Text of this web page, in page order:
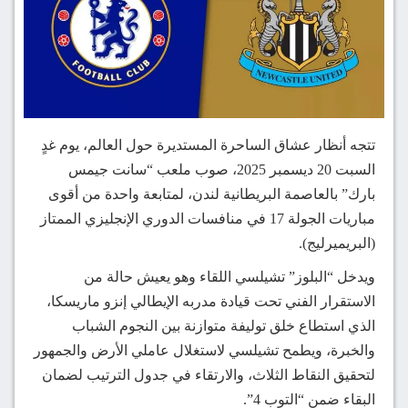
تتجه أنظار عشاق الساحرة المستديرة حول العالم، يوم غدٍ
السبت 20 ديسمبر 2025، صوب ملعب “سانت جيمس
بارك” بالعاصمة البريطانية لندن، لمتابعة واحدة من أقوى
مباريات الجولة 17 في منافسات الدوري الإنجليزي الممتاز
(البريميرليج).
ويدخل “البلوز” تشيلسي اللقاء وهو يعيش حالة من
الاستقرار الفني تحت قيادة مدربه الإيطالي إنزو ماريسكا،
الذي استطاع خلق توليفة متوازنة بين النجوم الشباب
والخبرة، ويطمح تشيلسي لاستغلال عاملي الأرض والجمهور
لتحقيق النقاط الثلاث، والارتقاء في جدول الترتيب لضمان
البقاء ضمن “التوب 4”.